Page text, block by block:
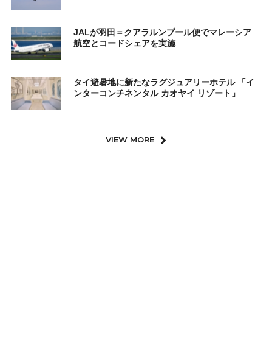
JALが羽田＝クアラルンプール便でマレーシア
航空とコードシェアを実施
タイ避暑地に新たなラグジュアリーホテル 「イ
ンターコンチネンタル カオヤイ リゾート」
VIEW MORE